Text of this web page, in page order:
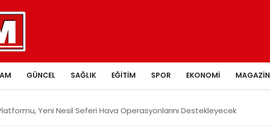
GÜNCEL SAĞLIK EĞITIM SPOR EKONOMI MAGAZIN
Yeni Nesil Seferi Hava Operasyonlarını Destekleyecek